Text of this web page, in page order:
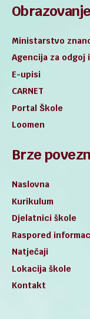
Obrazovanje
Ministarstvo
Agencija za odgoj
E-upisi
CARNET
Portal Škole
Loomen
Brze
Naslovna
Kurikulum
Djelatnici škole
Raspored
Natječaji
Lokacija škole
Kontakt